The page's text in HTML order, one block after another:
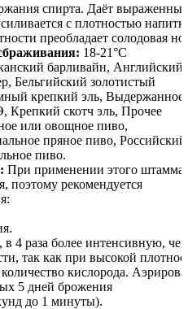
спирта. Даёт
с плотностью
преобладает солодовая
18-21°C
барливайн, Английский
Бельгийский золотистый
крепкий эль, Выдержанное
скотч эль, Прочее
или овощное пиво,
пряное пиво, Российский
пиво.
При применении этого штамма
поэтому рекомендуется
4 раза более интенсивную, чем
так как при высокой
кислорода.
5 дней брожения
до 1 минуты).